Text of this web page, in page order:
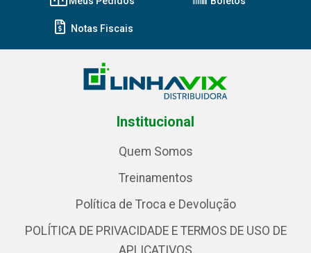
Notas Fiscais
Institucional
Quem Somos
Treinamentos
Política de Troca e Devolução
POLÍTICA DE PRIVACIDADE E TERMOS DE USO DE